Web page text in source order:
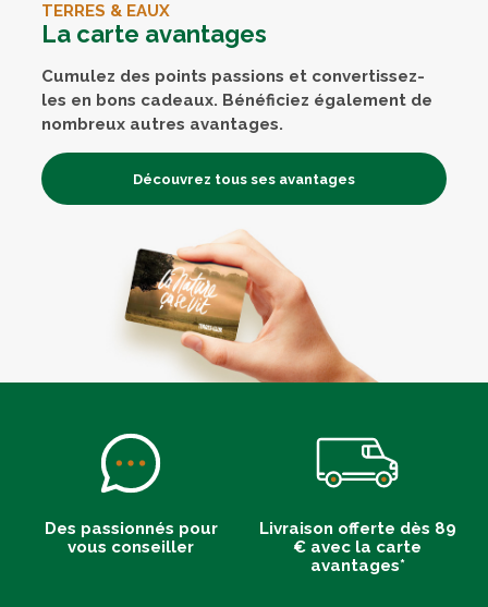
TERRES & EAUX
La carte avantages
Cumulez des points passions et convertissez-
les en bons cadeaux. Bénéficiez également de
nombreux autres avantages.
Découvrez tous ses avantages
Des passionnés pour
vous conseiller
Livraison offerte dès 89
€ avec la carte
avantages*
Bénéficiez de contenus exclusifs, de conseils
d’experts et d’offres réservées à nos abonnés
En entrant votre email, vous consentez à recevoir des
communications de la part de Terres et Eaux